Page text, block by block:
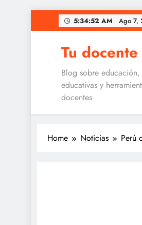
to
5:34:52 AM Ago 7,
Tu docente
Blog sobre
educativas y
docentes
Home Noticias Perú